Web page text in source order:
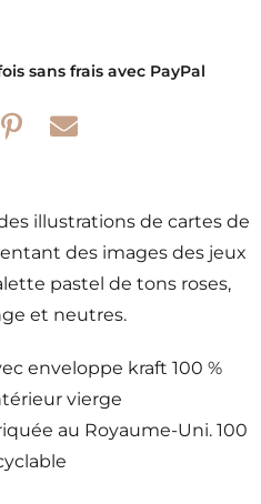
sans frais avec PayPal
illustrations de cartes de
des images des jeux
pastel de tons roses,
et neutres.
enveloppe kraft 100 %
vierge
au Royaume-Uni. 100